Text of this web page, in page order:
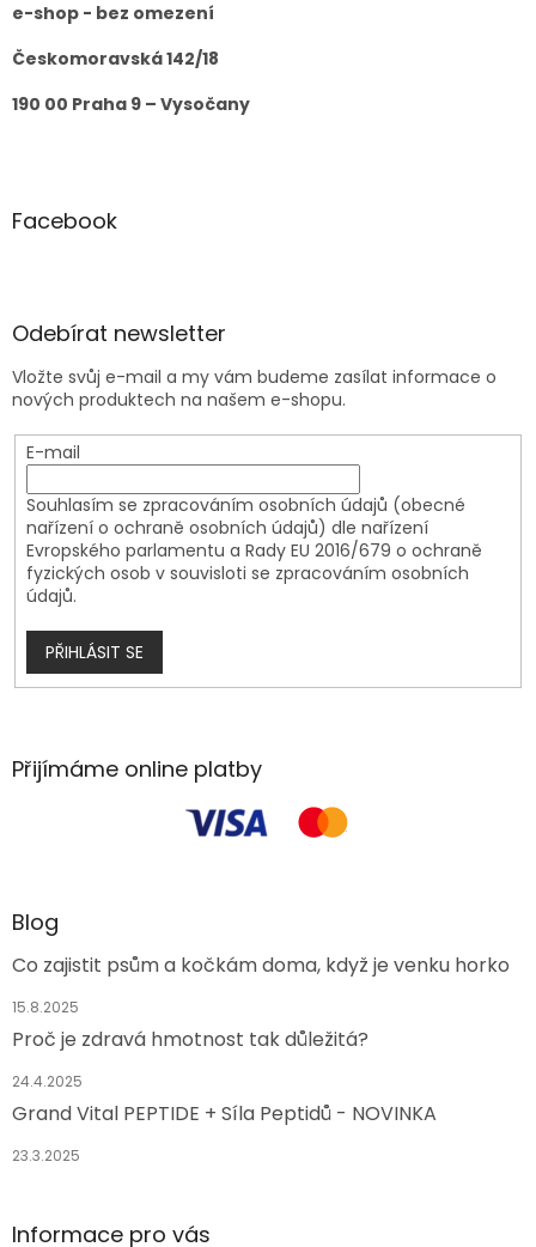
e-shop - bez omezení
Českomoravská 142/18
190 00 Praha 9 – Vysočany
Facebook
Odebírat newsletter
Vložte svůj e-mail a my vám budeme zasílat informace o
nových produktech na našem e-shopu.
E-mail
Souhlasím se zpracováním osobních údajů (obecné
nařízení o ochraně osobních údajů) dle nařízení
Evropského parlamentu a Rady EU 2016/679 o ochraně
fyzických osob v souvisloti se zpracováním osobních
údajů.
PŘIHLÁSIT SE
Přijímáme online platby
Blog
Co zajistit psům a kočkám doma, když je venku horko
15.8.2025
Proč je zdravá hmotnost tak důležitá?
24.4.2025
Grand Vital PEPTIDE + Síla Peptidů - NOVINKA
23.3.2025
Informace pro vás